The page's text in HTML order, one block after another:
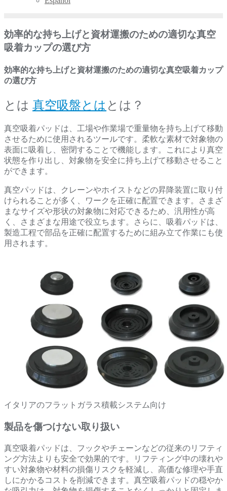
効率的な持ち上げと資材運搬のための適切な真空
吸着カップの選び方
効率的な持ち上げと資材運搬のための適切な真空吸着カップ
の選び方
とは 真空吸盤とは とは？
真空吸着パッドは、工場や作業場で重量物を持ち上げて移動
させるために使用されるツールです。柔軟な素材で対象物の
表面に吸着し、密閉することで機能します。これにより真空
状態を作り出し、対象物を安全に持ち上げて移動させること
ができます。
真空パッドは、クレーンやホイストなどの昇降装置に取り付
けられることが多く、ワークを正確に配置できます。さまざ
まなサイズや形状の対象物に対応できるため、汎用性が高
く、さまざまな用途で役立ちます。さらに、吸着パッドは、
製造工程で部品を正確に配置するために組み立て作業にも使
用されます。
イタリアのフラットガラス積載システム向け
製品を傷つけない取り扱い
真空吸着パッドは、フックやチェーンなどの従来のリフティ
ング方法よりも安全で効果的です。リフティング中の壊れや
すい対象物や材料の損傷リスクを軽減し、高価な修理や手直
しにかかるコストを削減できます。真空吸着パッドの穏やか